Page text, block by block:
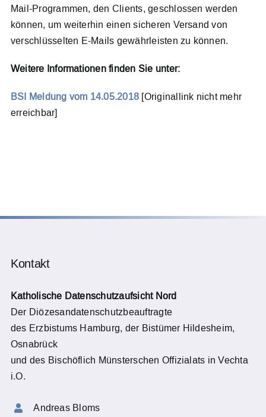
Mail-Programmen, den Clients, geschlossen werden
können, um weiterhin einen sicheren Versand von
verschlüsselten E-Mails gewährleisten zu können.
Weitere Informationen finden Sie unter:
BSI Meldung vom 14.05.2018 [Originallink nicht mehr
erreichbar]
Kontakt
Katholische Datenschutzaufsicht Nord
Der Diözesandatenschutzbeauftragte
des Erzbistums Hamburg, der Bistümer Hildesheim,
Osnabrück
und des Bischöflich Münsterschen Offizialats in Vechta
i.O.
Andreas Bloms